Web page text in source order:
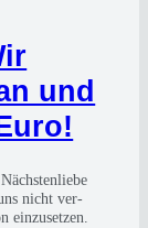
und
nicht ver­
ein­zu­set­zen.